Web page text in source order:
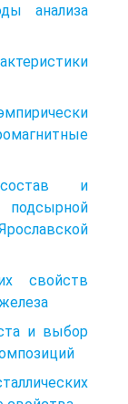
анализа
и
свойств
и выбор